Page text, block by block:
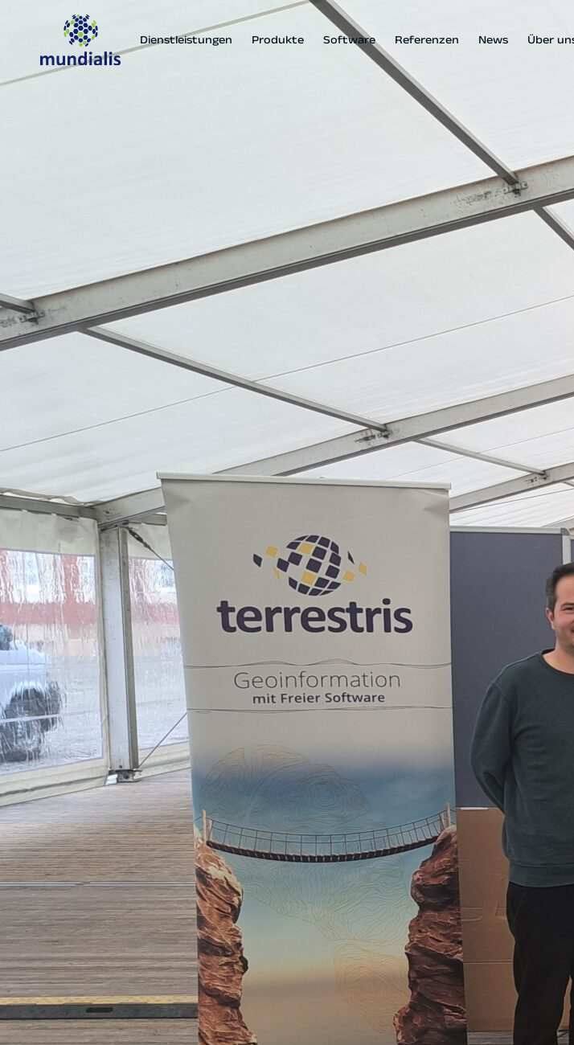
Dienstleistungen Produkte Software Referenzen News Über